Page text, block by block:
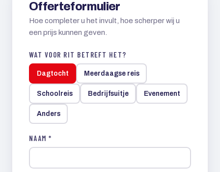
Offerteformulier
Hoe completer u het invult, hoe scherper wij u
een prijs kunnen geven.
WAT VOOR RIT BETREFT HET?
Dagtocht Meerdaagse reis
Schoolreis Bedrijfsuitje Evenement
Anders
NAAM *